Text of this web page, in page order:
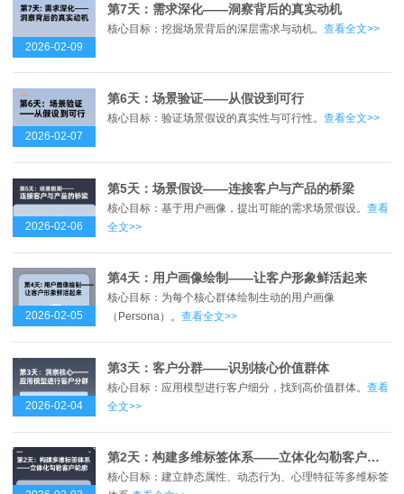
2026-02-09
第7天：需求深化——洞察背后的真实动机
核心目标：挖掘场景背后的深层需求与动机。 查看全文>>
2026-02-07
第6天：场景验证——从假设到可行
核心目标：验证场景假设的真实性与可行性。 查看全文>>
2026-02-06
第5天：场景假设——连接客户与产品的桥梁
核心目标：基于用户画像，提出可能的需求场景假设。 查看
全文>>
2026-02-05
第4天：用户画像绘制——让客户形象鲜活起来
核心目标：为每个核心群体绘制生动的用户画像
（Persona）。 查看全文>>
2026-02-04
第3天：客户分群——识别核心价值群体
核心目标：应用模型进行客户细分，找到高价值群体。 查看
全文>>
第2天：构建多维标签体系——立体化勾勒客户轮廓
核心目标：建立静态属性、动态行为、心理特征等多维标签